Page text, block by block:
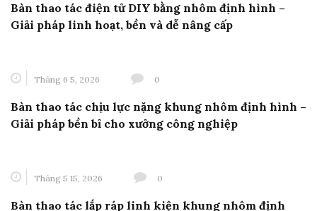
Bàn thao tác điện tử DIY bằng nhôm định hình –
Giải pháp linh hoạt, bền và dễ nâng cấp
Tháng 6 5, 2026 0
Bàn thao tác chịu lực nặng khung nhôm định hình –
Giải pháp bền bỉ cho xưởng công nghiệp
Tháng 5 15, 2026 0
Bàn thao tác lắp ráp linh kiện khung nhôm định